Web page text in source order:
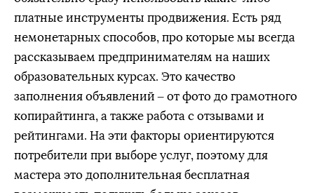
платные инструменты продвижения. Есть ряд
немонетарных способов, про которые мы всегда
рассказываем предпринимателям на наших
образовательных курсах. Это качество
заполнения объявлений – от фото до грамотного
копирайтинга, а также работа с отзывами и
рейтингами. На эти факторы ориентируются
потребители при выборе услуг, поэтому для
мастера это дополнительная бесплатная